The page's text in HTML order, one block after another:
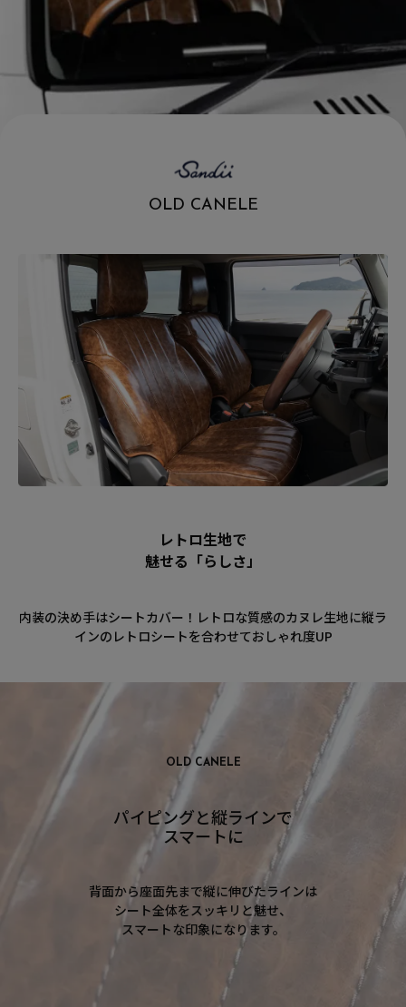
OLD CANELE
レトロ生地で
魅せる「らしさ」
内装の決め手はシートカバー！レトロな質感のカヌレ生地に縦ラ
インのレトロシートを合わせておしゃれ度UP
OLD CANELE
パイピングと縦ラインで
スマートに
背面から座面先まで縦に伸びたラインは
シート全体をスッキリと魅せ、
スマートな印象になります。